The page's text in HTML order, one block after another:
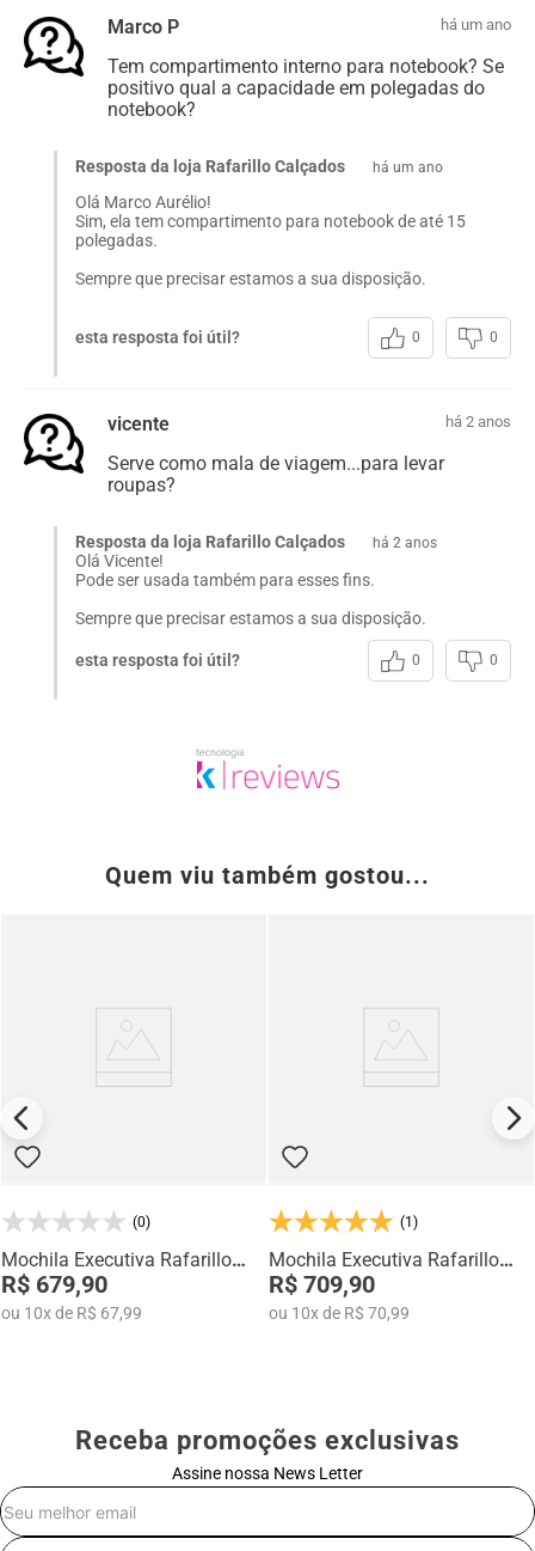
Marco P há um ano
Tem compartimento interno para notebook? Se
positivo qual a capacidade em polegadas do
notebook?
Resposta da loja Rafarillo Calçados há um ano
Olá Marco Aurélio!
Sim, ela tem compartimento para notebook de até 15
polegadas.
Sempre que precisar estamos a sua disposição.
esta resposta foi útil? 0 0
vicente há 2 anos
Serve como mala de viagem...para levar
roupas?
Resposta da loja Rafarillo Calçados há 2 anos
Olá Vicente!
Pode ser usada também para esses fins.
Sempre que precisar estamos a sua disposição.
esta resposta foi útil? 0 0
Quem viu também gostou...
(0)
Mochila Executiva Rafarillo
9013-PT
R$ 679,90
ou 10xde R$ 67,99
(1)
Mochila Executiva Rafarillo
STOCK-CF
R$ 709,90
ou 10xde R$ 70,99
Receba promoções exclusivas
Assine nossa News Letter